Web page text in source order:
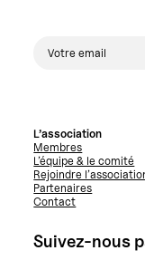
L’association
Membres
L’équipe & le comité
Rejoindre
Partenaires
Contact
Suivez-nous